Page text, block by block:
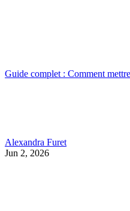
Guide complet : Comment
Alexandra Furet
Jun 2, 2026